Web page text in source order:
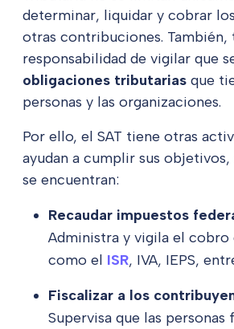
determinar, liquidar y cobrar
otras contribuciones. También,
responsabilidad de vigilar que
obligaciones tributarias que
personas y las organizaciones.
Por ello, el SAT tiene otras
ayudan a cumplir sus objetivos,
se encuentran:
Recaudar impuestos
Administra y vigila el cobro
como el ISR, IVA, IEPS,
Fiscalizar a los
Supervisa que las personas